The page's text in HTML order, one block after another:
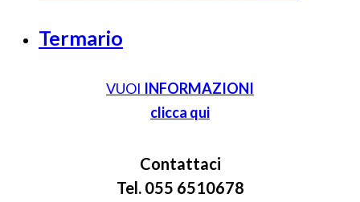
Termario
VUOI INFORMAZIONI
clicca qui
Contattaci
Tel. 055 6510678